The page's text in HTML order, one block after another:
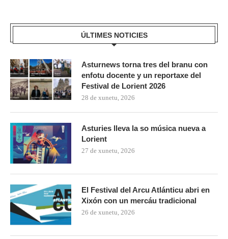
ÚLTIMES NOTICIES
Asturnews torna tres del branu con
enfotu docente y un reportaxe del
Festival de Lorient 2026
28 de xunetu, 2026
Asturies lleva la so música nueva a
Lorient
27 de xunetu, 2026
El Festival del Arcu Atlánticu abri en
Xixón con un mercáu tradicional
26 de xunetu, 2026